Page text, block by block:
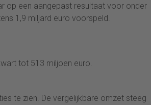
op een aangepast resultaat voor onder
1,9 miljard euro voorspeld.
tot 513 miljoen euro.
te zien. De vergelijkbare omzet steeg